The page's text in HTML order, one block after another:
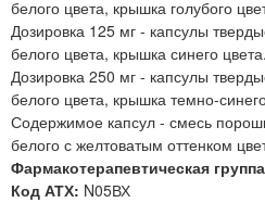
белого цвета, крышка голубого
Дозировка 125 мг - капсулы
белого цвета, крышка синего цвета.
Дозировка 250 мг - капсулы
белого цвета, крышка темно-
Содержимое капсул - смесь
белого с желтоватым оттенком
Фармакотерапевтическая
Код АТХ: N05ВХ